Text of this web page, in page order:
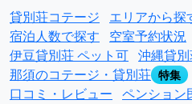
貸別荘コテージ エリアから探
宿泊人数で探す
空室予約状況
伊豆貸別荘 ペット可 沖縄貸
那須のコテージ・貸別荘 特集
口コミ・レビュー ペンション